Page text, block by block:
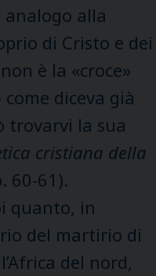
alla
di Cristo e dei
è la «croce»
diceva già
trovarvi la sua
cristiana della
60-61).
quanto, in
del martirio di
del nord,